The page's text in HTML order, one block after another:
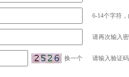
6-14个字符
请再次输入
换一个 请输入验证码